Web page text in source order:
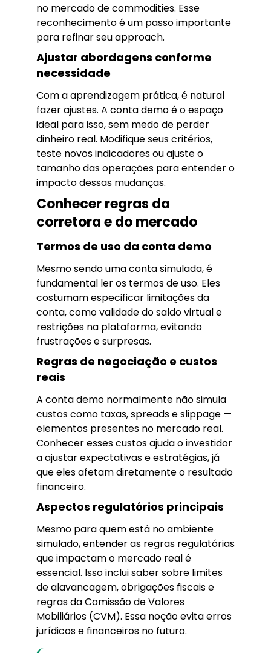
no mercado de commodities. Esse
reconhecimento é um passo importante
para refinar seu approach.
Ajustar abordagens conforme
necessidade
Com a aprendizagem prática, é natural
fazer ajustes. A conta demo é o espaço
ideal para isso, sem medo de perder
dinheiro real. Modifique seus critérios,
teste novos indicadores ou ajuste o
tamanho das operações para entender o
impacto dessas mudanças.
Conhecer regras da
corretora e do mercado
Termos de uso da conta demo
Mesmo sendo uma conta simulada, é
fundamental ler os termos de uso. Eles
costumam especificar limitações da
conta, como validade do saldo virtual e
restrições na plataforma, evitando
frustrações e surpresas.
Regras de negociação e custos
reais
A conta demo normalmente não simula
custos como taxas, spreads e slippage —
elementos presentes no mercado real.
Conhecer esses custos ajuda o investidor
a ajustar expectativas e estratégias, já
que eles afetam diretamente o resultado
financeiro.
Aspectos regulatórios principais
Mesmo para quem está no ambiente
simulado, entender as regras regulatórias
que impactam o mercado real é
essencial. Isso inclui saber sobre limites
de alavancagem, obrigações fiscais e
regras da Comissão de Valores
Mobiliários (CVM). Essa noção evita erros
jurídicos e financeiros no futuro.